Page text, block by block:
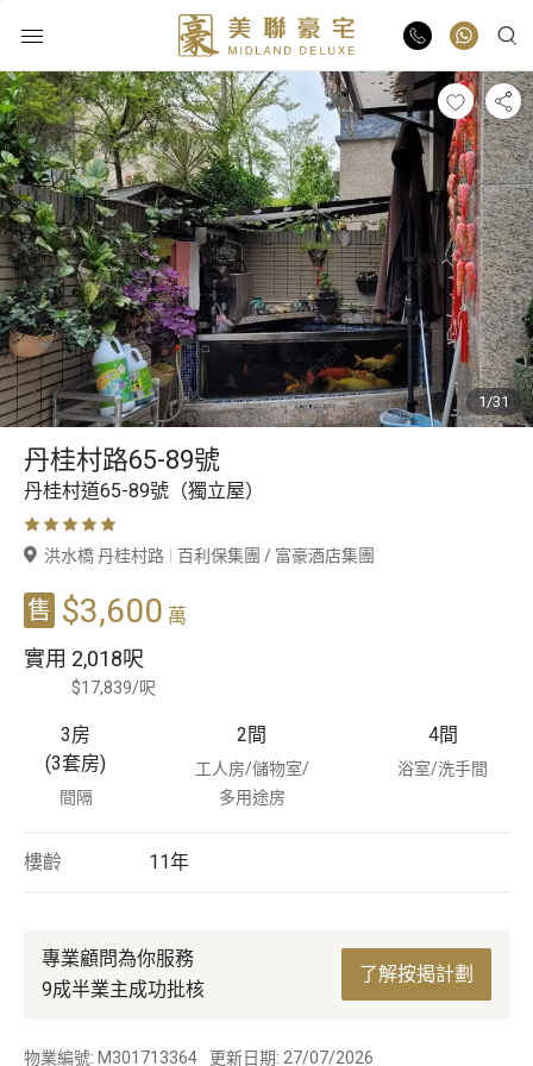
物業出售
物業出租
業主放盤
豪宅報告
豪宅資訊
更多樓盤
豪宅專家
豪宅分行
1/31
丹桂村路65-89號
丹桂村道65-89號（獨立屋）
洪水橋 丹桂村路 百利保集團 / 富豪酒店集團
售 $3,600 萬
實用 2,018呎
$17,839/呎
3房
(3套房)
間隔
2間
工人房/儲物室/
多用途房
4間
浴室/洗手間
樓齡 11年
專業顧問為你服務
9成半業主成功批核
了解按揭計劃
物業編號: M301713364 更新日期: 27/07/2026